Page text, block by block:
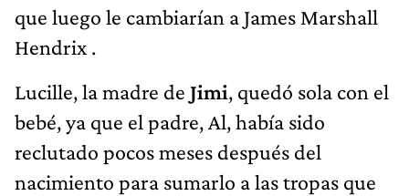
que luego le cambiarían a James Marshall
Hendrix .
Lucille, la madre de Jimi, quedó sola con el
bebé, ya que el padre, Al, había sido
reclutado pocos meses después del
nacimiento para sumarlo a las tropas que